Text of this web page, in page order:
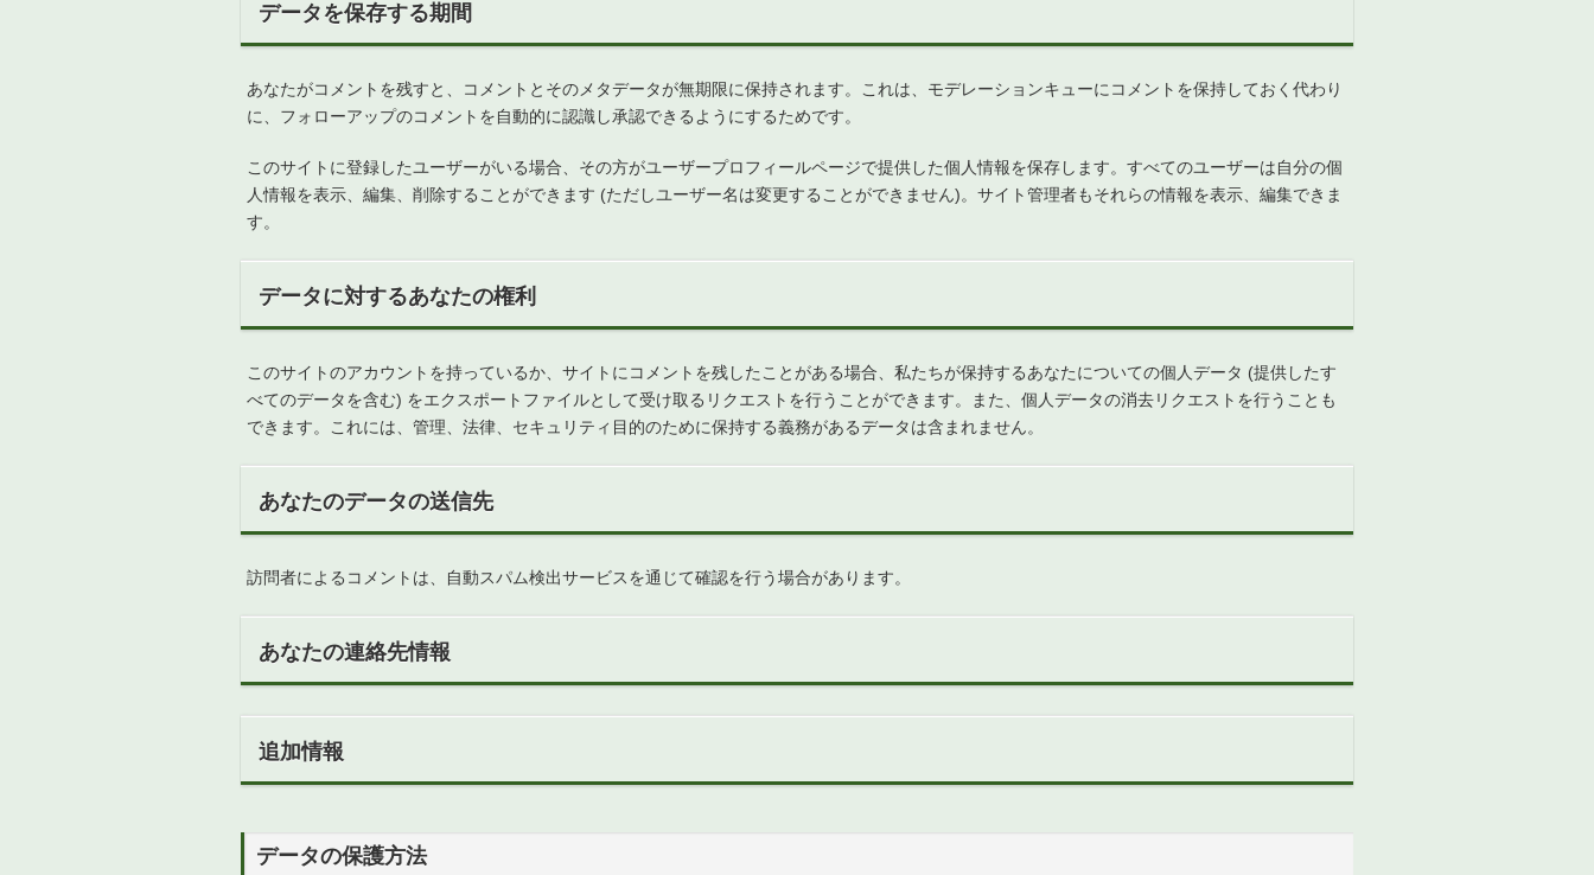
データを保存する期間
あなたがコメントを残すと、コメントとそのメタデータが無期限に保持されます。これは、モデレーションキューにコメントを保持しておく代わり
に、フォローアップのコメントを自動的に認識し承認できるようにするためです。
このサイトに登録したユーザーがいる場合、その方がユーザープロフィールページで提供した個人情報を保存します。すべてのユーザーは自分の個
人情報を表示、編集、削除することができます (ただしユーザー名は変更することができません)。サイト管理者もそれらの情報を表示、編集できま
す。
データに対するあなたの権利
このサイトのアカウントを持っているか、サイトにコメントを残したことがある場合、私たちが保持するあなたについての個人データ (提供したす
べてのデータを含む) をエクスポートファイルとして受け取るリクエストを行うことができます。また、個人データの消去リクエストを行うことも
できます。これには、管理、法律、セキュリティ目的のために保持する義務があるデータは含まれません。
あなたのデータの送信先
訪問者によるコメントは、自動スパム検出サービスを通じて確認を行う場合があります。
あなたの連絡先情報
追加情報
データの保護方法